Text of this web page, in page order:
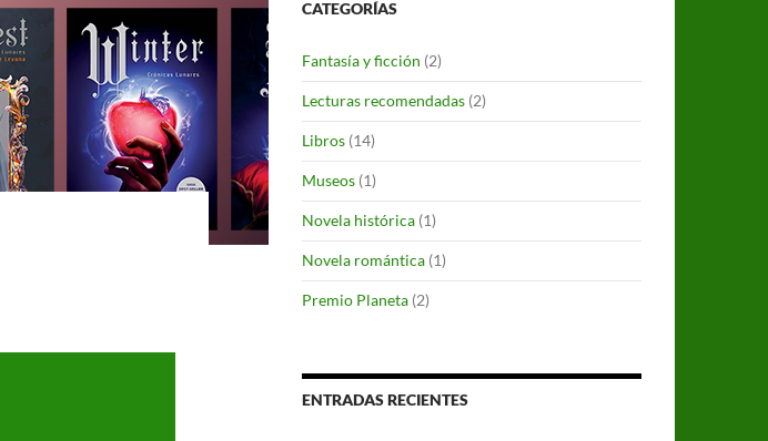
CATEGORÍAS
Fantasía y ficción (2)
Lecturas recomendadas (2)
Libros (14)
Museos (1)
Novela histórica (1)
Novela romántica (1)
Premio Planeta (2)
ENTRADAS RECIENTES